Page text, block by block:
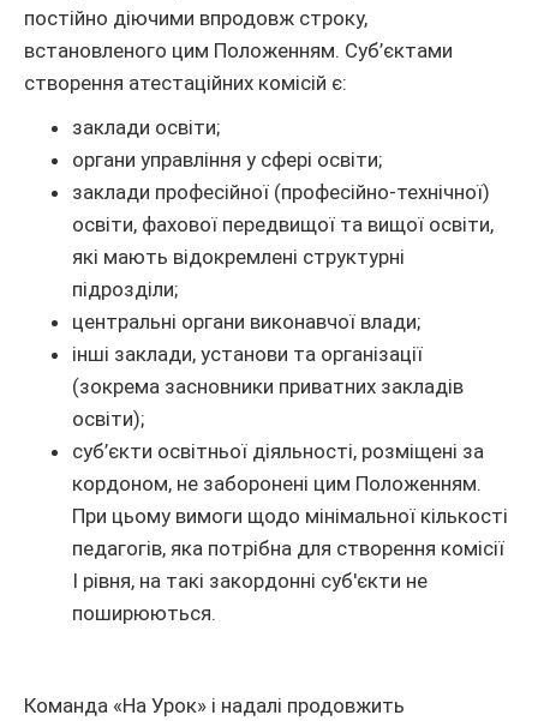
постійно діючими впродовж строку,
встановленого цим Положенням. Суб’єктами
створення атестаційних комісій є:
заклади освіти;
органи управління у сфері освіти;
заклади професійної (професійно-технічної)
освіти, фахової передвищої та вищої освіти,
які мають відокремлені структурні
підрозділи;
центральні органи виконавчої влади;
інші заклади, установи та організації
(зокрема засновники приватних закладів
освіти);
суб’єкти освітньої діяльності, розміщені за
кордоном, не заборонені цим Положенням.
При цьому вимоги щодо мінімальної кількості
педагогів, яка потрібна для створення комісії
I рівня, на такі закордонні суб'єкти не
поширюються.
Команда «На Урок» і надалі продовжить